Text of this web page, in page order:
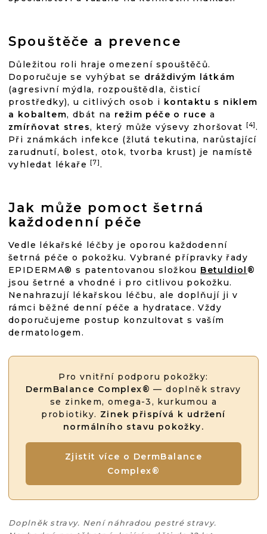
Spouštěče a prevence
Důležitou roli hraje omezení spouštěčů.
Doporučuje se vyhýbat se dráždivým látkám
(agresivní mýdla, rozpouštědla, čisticí
prostředky), u citlivých osob i kontaktu s niklem
a kobaltem, dbát na režim péče o ruce a
zmírňovat stres, který může výsevy zhoršovat [4].
Při známkách infekce (žlutá tekutina, narůstající
zarudnutí, bolest, otok, tvorba krust) je namístě
vyhledat lékaře[7].
Jak může pomoct šetrná
každodenní péče
Vedle lékařské léčby je oporou každodenní
šetrná péče o pokožku. Vybrané přípravky řady
EPIDERMA® s patentovanou složkou Betuldiol ®
jsou šetrné a vhodné i pro citlivou pokožku.
Nenahrazují lékařskou léčbu, ale doplňují ji v
rámci běžné denní péče a hydratace. Vždy
doporučujeme postup konzultovat s vaším
dermatologem.
Pro vnitřní podporu pokožky:
DermBalance Complex® — doplněk stravy
se zinkem, omega-3, kurkumou a
probiotiky. Zinek přispívá k udržení
normálního stavu pokožky.
Zjistit více o DermBalance
Complex®
Doplněk stravy. Není náhradou pestré stravy.